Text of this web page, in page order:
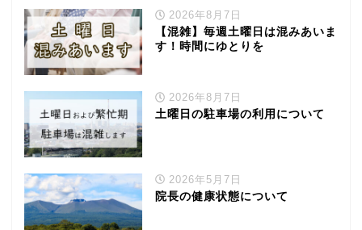
2026年8月7日
【混雑】毎週土曜日は混みあいま
す！時間にゆとりを
2026年8月7日
土曜日の駐車場の利用について
2026年5月7日
院長の健康状態について